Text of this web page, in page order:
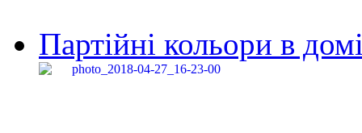
Партійні кольори в